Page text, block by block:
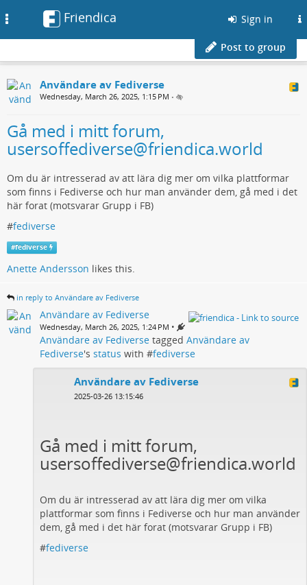
Friendica Sign in
Post to group
Användare av Fediverse
Wednesday, March 26, 2025, 1:15 PM •
Gå med i mitt forum,
usersoffediverse@friendica.world
Om du är intresserad av att lära dig mer om vilka plattformar
som finns i Fediverse och hur man använder dem, gå med i det
här forat (motsvarar Grupp i FB)
#fediverse
#fediverse
Anette Andersson likes this.
in reply to Användare av Fediverse
Användare av Fediverse
Wednesday, March 26, 2025, 1:24 PM •
Användare av Fediverse tagged Användare av
Fediverse's status with #fediverse
Användare av Fediverse
2025-03-26 13:15:46
Gå med i mitt forum,
usersoffediverse@friendica.world
Om du är intresserad av att lära dig mer om vilka
plattformar som finns i Fediverse och hur man använder
dem, gå med i det här forat (motsvarar Grupp i FB)
#fediverse